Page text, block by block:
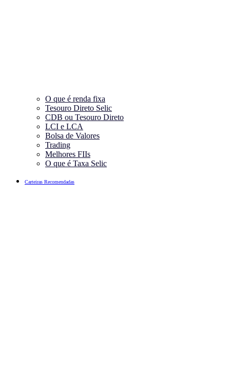
O que é renda fixa
Tesouro Direto Selic
CDB ou Tesouro Direto
LCI e LCA
Bolsa de Valores
Trading
Melhores FIIs
O que é Taxa Selic
Carteiras Recomendadas